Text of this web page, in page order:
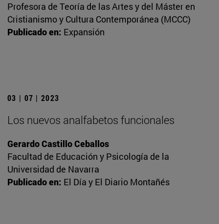
Profesora de Teoría de las Artes y del Máster en
Cristianismo y Cultura Contemporánea (MCCC)
Publicado en: Expansión
03 | 07 | 2023
Los nuevos analfabetos funcionales
Gerardo Castillo Ceballos
Facultad de Educación y Psicología de la
Universidad de Navarra
Publicado en: El Día y El Diario Montañés